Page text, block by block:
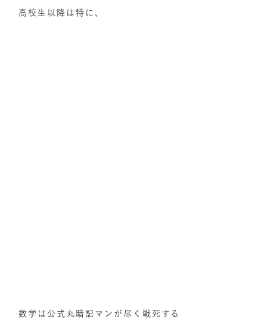
高校生以降は特に、
数学は公式丸暗記マンが尽く戦死する